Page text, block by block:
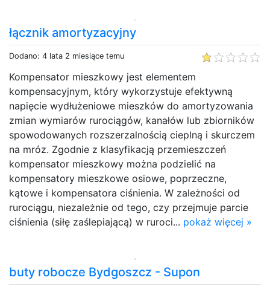
łącznik amortyzacyjny
Dodano: 4 lata 2 miesiące temu
Kompensator mieszkowy jest elementem
kompensacyjnym, który wykorzystuje efektywną
napięcie wydłużeniowe mieszków do amortyzowania
zmian wymiarów rurociągów, kanałów lub zbiorników
spowodowanych rozszerzalnością cieplną i skurczem
na mróz. Zgodnie z klasyfikacją przemieszczeń
kompensator mieszkowy można podzielić na
kompensatory mieszkowe osiowe, poprzeczne,
kątowe i kompensatora ciśnienia. W zależności od
rurociągu, niezależnie od tego, czy przejmuje parcie
ciśnienia (siłę zaślepiającą) w ruroci... pokaż więcej »
buty robocze Bydgoszcz - Supon